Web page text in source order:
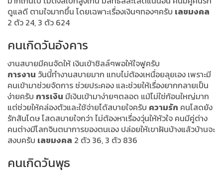
ดูแลดี ตามใจมากขึ้น โดยเฉพาะเรื่องเงินๆทองๆครับ เลขมงคล
2 ตัว 24, 3 ตัว 624
คนเกิดวันอังคาร
งานสบายมีคนจัดให้ เงินเข้าชิลล์ๆพอให้ใจฟูครับ
การงาน วันนี้ทำงานสบายมาก แทบไม่ต้องเหนื่อยลุยเอง เพราะมี
คนเข้ามาช่วยจัดการ ช่วยประคอง และช่วยให้เรื่องยากกลายเป็น
ง่ายครับ การเงิน มีเงินเข้ามาง่ายๆตลอด แม้ไม่ใช่ก้อนใหญ่มาก
แต่ช่วยให้คล่องตัวและใช้จ่ายได้สบายใจครับ ความรัก คนโสดยัง
รักสันโดษ โสดสบายใจกว่า ไม่ต้องหาเรื่องวุ่นให้หัวใจ คนมีคู่ต่าง
คนต่างมีโลกจินตนาการของตนเอง ปล่อยให้เขาฝันบ้างแล้วบ้านจะ
สงบครับ เลขมงคล 2 ตัว 36, 3 ตัว 836
คนเกิดวันพุธ